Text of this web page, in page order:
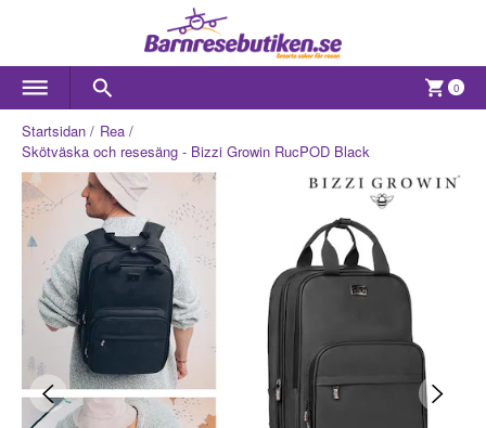
0
Startsidan
Rea
Skötväska och resesäng - Bizzi Growin RucPOD Black